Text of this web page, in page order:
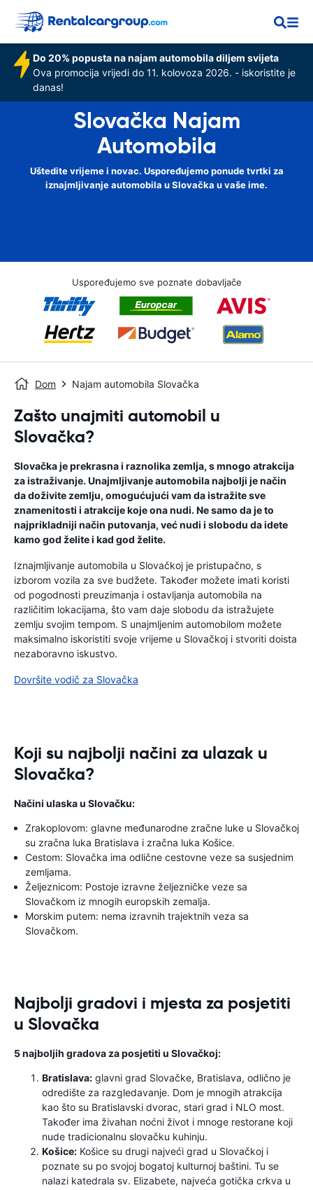
Do 20% popusta na najam automobila diljem svijeta
Ova promocija vrijedi do 11. kolovoza 2026. - iskoristite je
danas!
Slovačka Najam
Automobila
Uštedite vrijeme i novac. Uspoređujemo ponude tvrtki za
iznajmljivanje automobila u Slovačka u vaše ime.
Uspoređujemo sve poznate dobavljače
Dom Najam automobila Slovačka
Zašto unajmiti automobil u
Slovačka?
Slovačka je prekrasna i raznolika zemlja, s mnogo atrakcija
za istraživanje. Unajmljivanje automobila najbolji je način
da doživite zemlju, omogućujući vam da istražite sve
znamenitosti i atrakcije koje ona nudi. Ne samo da je to
najprikladniji način putovanja, već nudi i slobodu da idete
kamo god želite i kad god želite.
Iznajmljivanje automobila u Slovačkoj je pristupačno, s
izborom vozila za sve budžete. Također možete imati koristi
od pogodnosti preuzimanja i ostavljanja automobila na
različitim lokacijama, što vam daje slobodu da istražujete
zemlju svojim tempom. S unajmljenim automobilom možete
maksimalno iskoristiti svoje vrijeme u Slovačkoj i stvoriti doista
nezaboravno iskustvo.
Dovršite vodič za Slovačka
Koji su najbolji načini za ulazak u
Slovačka?
Načini ulaska u Slovačku:
Zrakoplovom: glavne međunarodne zračne luke u Slovačkoj
su zračna luka Bratislava i zračna luka Košice.
Cestom: Slovačka ima odlične cestovne veze sa susjednim
zemljama.
Željeznicom: Postoje izravne željezničke veze sa
Slovačkom iz mnogih europskih zemalja.
Morskim putem: nema izravnih trajektnih veza sa
Slovačkom.
Najbolji gradovi i mjesta za posjetiti
u Slovačka
5 najboljih gradova za posjetiti u Slovačkoj:
Bratislava: glavni grad Slovačke, Bratislava, odlično je
odredište za razgledavanje. Dom je mnogih atrakcija
kao što su Bratislavski dvorac, stari grad i NLO most.
Također ima živahan noćni život i mnoge restorane koji
nude tradicionalnu slovačku kuhinju.
Košice: Košice su drugi najveći grad u Slovačkoj i
poznate su po svojoj bogatoj kulturnoj baštini. Tu se
nalazi katedrala sv. Elizabete, najveća gotička crkva u